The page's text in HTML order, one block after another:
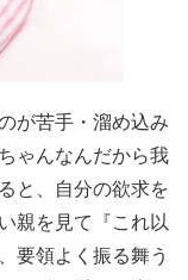
が苦手・溜め込み
ゃんなんだから我
と、自分の欲求を
親を見て『これ以
要領よく振る舞う